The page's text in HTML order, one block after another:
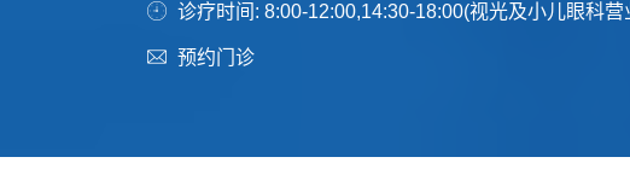
诊疗时间: 8:00-12:00,14:30-18:00(视光及小儿眼科营
预约门诊